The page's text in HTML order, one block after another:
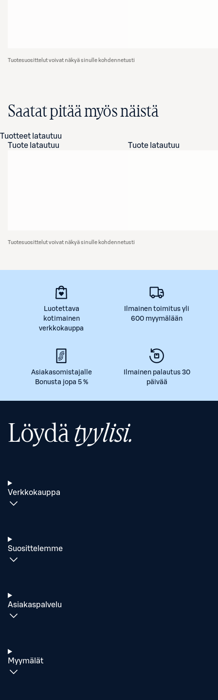
Tuotesuosittelut voivat näkyä sinulle kohdennetusti
Saatat pitää myös näistä
Tuotteet latautuu
Tuote latautuu
Tuote latautuu
Tuotesuosittelut voivat näkyä sinulle kohdennetusti
Luotettava
kotimainen
verkkokauppa
Ilmainen toimitus yli
600 myymälään
Asiakasomistajalle
Bonusta jopa 5 %
Ilmainen palautus 30
päivää
Löydätyylisi.
Verkkokauppa
Suosittelemme
Asiakaspalvelu
Myymälät